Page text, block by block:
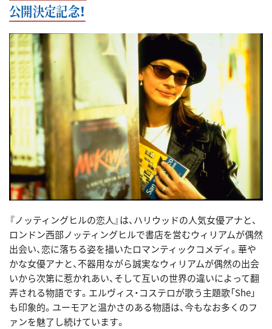
公開決定記念！
『ノッティングヒルの恋人』は、ハリウッドの人気女優アナと、
ロンドン西部ノッティングヒルで書店を営むウィリアムが偶然
出会い、恋に落ちる姿を描いたロマンティックコメディ。華や
かな女優アナと、不器用ながら誠実なウィリアムが偶然の出会
いから次第に惹かれあい、そして互いの世界の違いによって翻
弄される物語です。エルヴィス・コステロが歌う主題歌「She」
も印象的。ユーモアと温かさのある物語は、今もなお多くのフ
ァンを魅了し続けています。